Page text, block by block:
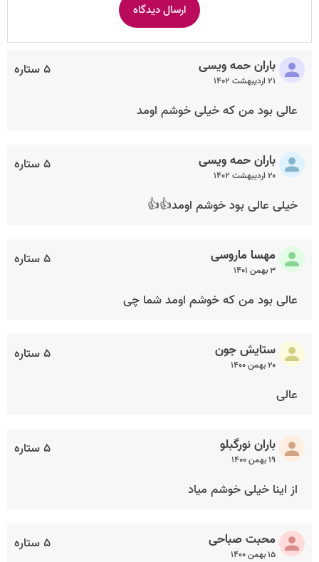
۵ ستاره باران حمه ویسی
۲۱ اردیبهشت ۱۴۰۲
عالی بود من که خیلی خوشم اومد
۵ ستاره باران حمه ویسی
۲۰ اردیبهشت ۱۴۰۲
خیلی عالی بود خوشم اومد👍👍
۵ ستاره مهسا ماروسی
۳ بهمن ۱۴۰۱
عالی بود من که خوشم اومد شما چی
۵ ستاره ستایش جون
۲۰ بهمن ۱۴۰۰
عالی
۵ ستاره باران نورگبلو
۱۹ بهمن ۱۴۰۰
از اینا خیلی خوشم میاد
۵ ستاره محبت صباحی
۱۵ بهمن ۱۴۰۰